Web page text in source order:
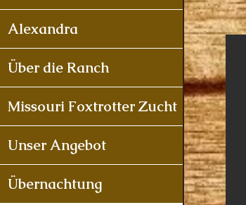
Alexandra
Über die Ranch
Missouri Foxtrotter Zucht
Unser Angebot
Übernachtung